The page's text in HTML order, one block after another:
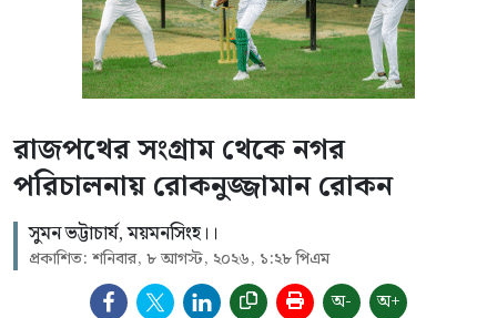
রাজপথের সংগ্রাম থেকে নগর
পরিচালনায় রোকনুজ্জামান রোকন
সুমন ভট্টাচার্য, ময়মনসিংহ।।
প্রকাশিত: শনিবার, ৮ আগস্ট, ২০২৬, ১:২৮ পিএম
অ- অ+